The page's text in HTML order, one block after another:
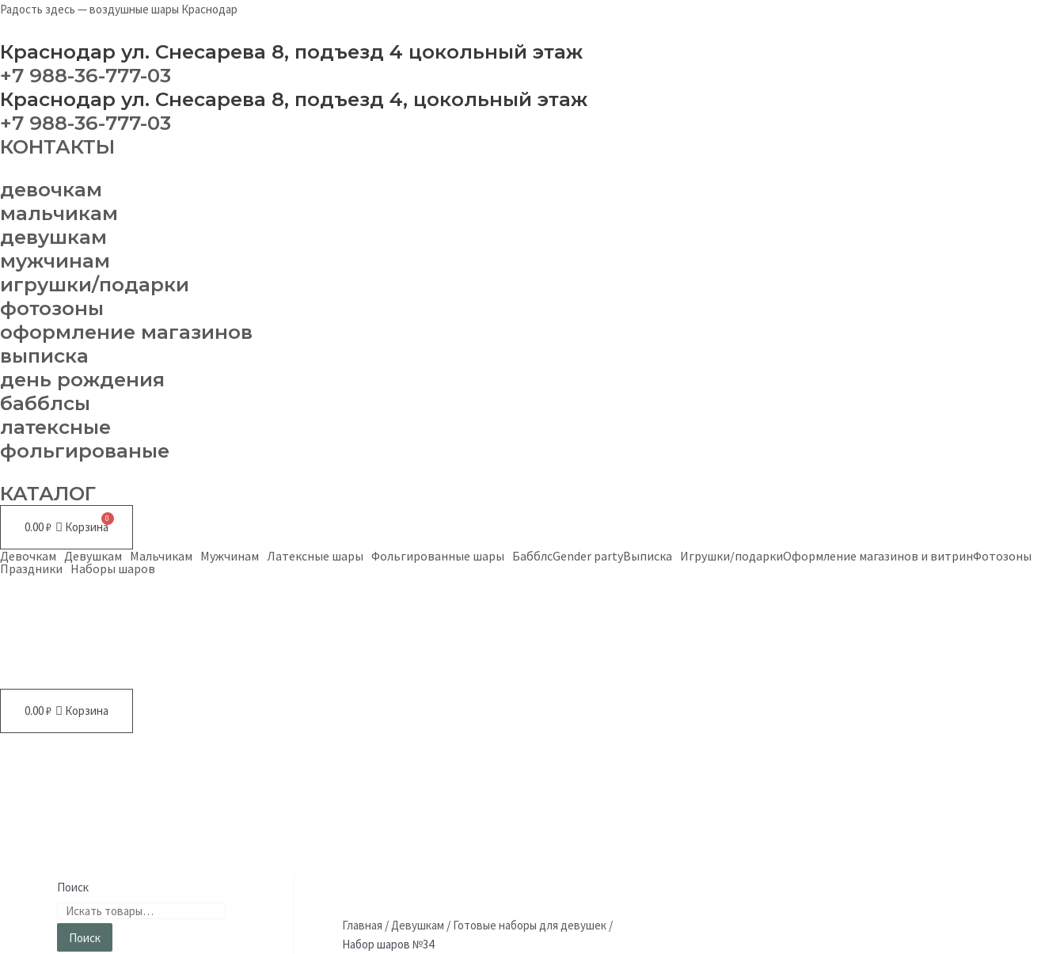
Перейти
содержимому
Радость здесь — воздушные шары Краснодар
Краснодар ул. Снесарева 8, подъезд 4 цокольный этаж
+7 988-36-777-03
Краснодар ул. Снесарева 8, подъезд 4, цокольный этаж
+7 988-36-777-03
КОНТАКТЫ
девочкам
мальчикам
девушкам
мужчинам
игрушки/подарки
фотозоны
оформление магазинов
выписка
день рождения
бабблсы
латексные
фольгированые
КАТАЛОГ
0.00₽ Корзина
Девочкам Девушкам Мальчикам Мужчинам Латексные шары Фольгированные шары БабблсGender partyВыписка Игрушки/подаркиОформление магазинов и витринФотозоны
Праздники Наборы шаров
0.00₽ Корзина
Поиск
Поиск
Главная /Девушкам / Готовые наборы для девушек /
Набор шаров №34
№34
quantity